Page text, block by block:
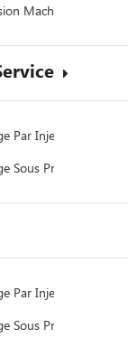
Machine
Par Injection
Sous Pression
Par Injection Plastique
Sous Pression